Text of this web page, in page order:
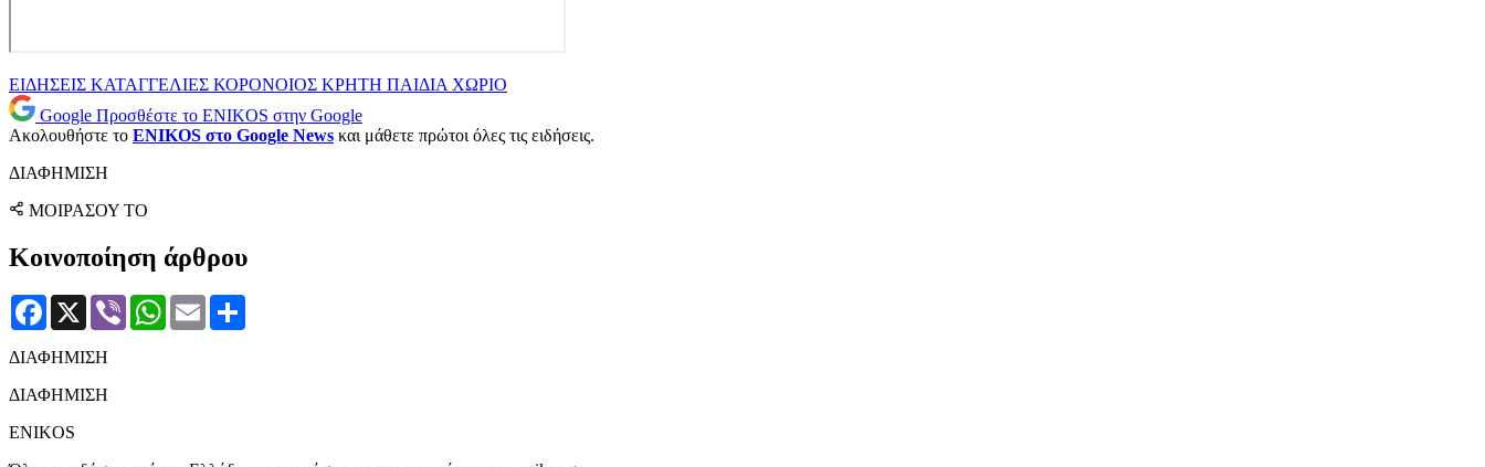
ΕΙΔΗΣΕΙΣ ΚΑΤΑΓΓΕΛΙΕΣ ΚΟΡΟΝΟΙΟΣ ΚΡΗΤΗ ΠΑΙΔΙΑ ΧΩΡΙΟ
Google Προσθέστε το ENIKOS στην Google
Ακολουθήστε το ENIKOS στο Google News και μάθετε πρώτοι όλες τις ειδήσεις.
ΔΙΑΦΗΜΙΣΗ
ΜΟΙΡΑΣΟΥ ΤΟ
Κοινοποίηση άρθρου
Facebook
X Viber WhatsApp
Email
ΔΙΑΦΗΜΙΣΗ
ΔΙΑΦΗΜΙΣΗ
ENIKOS